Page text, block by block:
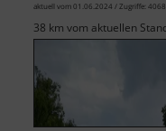
aktuell vom 01.06.2024 / Zugriffe: 4068
38 km vom aktuellen